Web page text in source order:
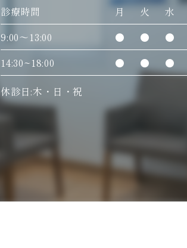
診療時間 月 火 水
9:00〜13:00
● ● ●
14:30~18:00
● ● ●
休診日:木・日・祝